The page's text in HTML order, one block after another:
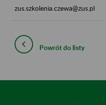
zus.szkolenia.czewa@zus.pl
Powrót do listy